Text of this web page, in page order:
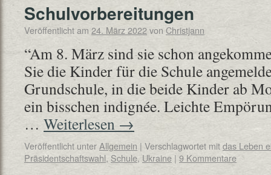
Schulvorbereitungen
Veröffentlicht am 24. März 2022von Christjann
“Am 8. März sind sie schon
Sie die Kinder für die Schule
Grundschule, in die beide Kinder ab
ein bisschen indignée. Leichte
… Weiterlesen →
Veröffentlicht unterAllgemein | Verschlagwortet mitdas Leben
Präsidentschaftswahl, Schule, Ukraine | 9 Kommentare